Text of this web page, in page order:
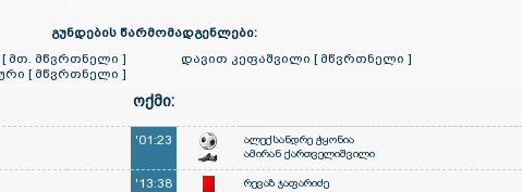
გუნდების წარმომადგენლები:
მთ. მწვრთნელი ]
[ მწვრთნელი ]
დავით კეფაშვილი [ მწვრთნელი ]
ოქმი:
'01:23
ალექსანდრე ჭყონია
ამირან ქართველიშვილი
'13:38 რევაზ ჯაფარიძე